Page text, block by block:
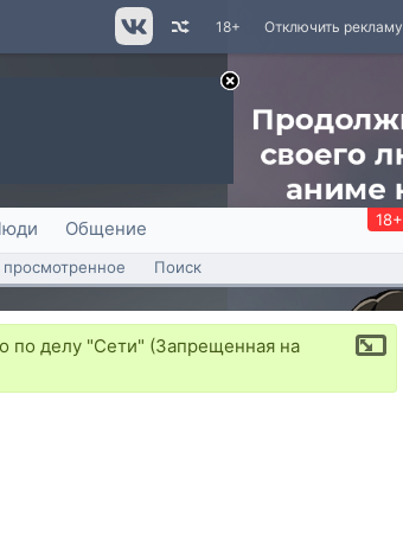
Отключить рекламу
18+
Общение 18+
Поиск
по делу "Сети" (Запрещенная на